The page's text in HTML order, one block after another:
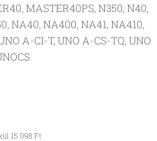
MASTER40PS, N350, N40,
NA40, NA400, NA41, NA410,
A-CI-T, UNO A-CS-TQ, UNO
15 098 Ft